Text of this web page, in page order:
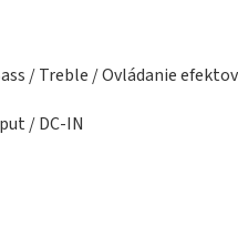
/ Treble / Ovládanie
/ DC-IN